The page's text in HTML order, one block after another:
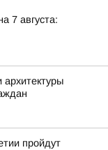
7 августа:
архитектуры
пройдут